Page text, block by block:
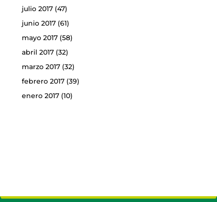
julio 2017(47)
junio 2017(61)
mayo 2017(58)
abril 2017(32)
marzo 2017(32)
febrero 2017(39)
enero 2017(10)